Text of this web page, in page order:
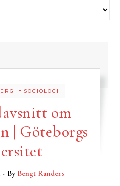
- SOCIOLOGI
om
| Göteborgs
- By Bengt Randers